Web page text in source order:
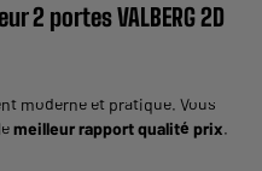
2 portes VALBERG 2D
moderne et pratique. Vous
meilleur rapport qualité prix.